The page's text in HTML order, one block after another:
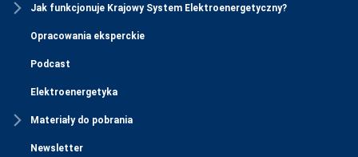
Jak funkcjonuje Krajowy System Elektroenergetyczny?
Opracowania eksperckie
Podcast
Elektroenergetyka
Materiały do pobrania
Newsletter